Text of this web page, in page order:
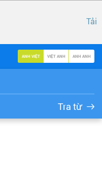
Tải
ANH VIỆT VIỆT ANH ANH ANH
Tra từ